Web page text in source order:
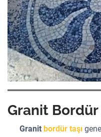
Granit Bordür
Granitbordür taşı